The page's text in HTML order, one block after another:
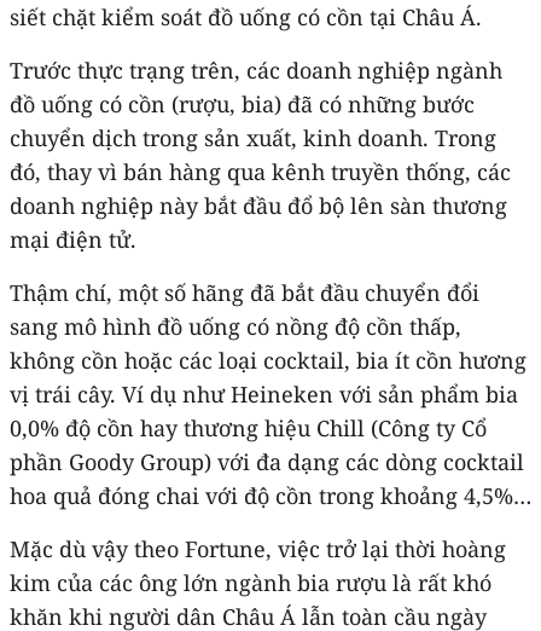
siết chặt kiểm soát đồ uống có cồn tại Châu Á.
Trước thực trạng trên, các doanh nghiệp ngành
đồ uống có cồn (rượu, bia) đã có những bước
chuyển dịch trong sản xuất, kinh doanh. Trong
đó, thay vì bán hàng qua kênh truyền thống, các
doanh nghiệp này bắt đầu đổ bộ lên sàn thương
mại điện tử.
Thậm chí, một số hãng đã bắt đầu chuyển đổi
sang mô hình đồ uống có nồng độ cồn thấp,
không cồn hoặc các loại cocktail, bia ít cồn hương
vị trái cây. Ví dụ như Heineken với sản phẩm bia
0,0% độ cồn hay thương hiệu Chill (Công ty Cổ
phần Goody Group) với đa dạng các dòng cocktail
hoa quả đóng chai với độ cồn trong khoảng 4,5%…
Mặc dù vậy theo Fortune, việc trở lại thời hoàng
kim của các ông lớn ngành bia rượu là rất khó
khăn khi người dân Châu Á lẫn toàn cầu ngày